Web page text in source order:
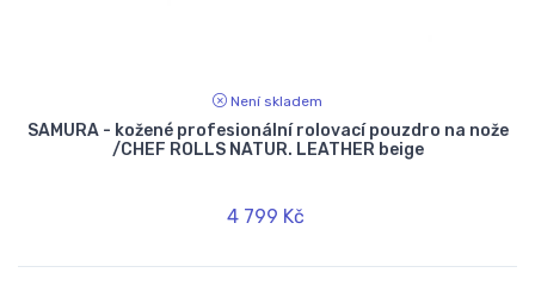
Není skladem
SAMURA - kožené profesionální rolovací pouzdro na nože
/CHEF ROLLS NATUR. LEATHER beige
4 799 Kč